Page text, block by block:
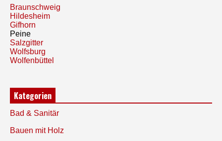
Braunschweig
Hildesheim
Gifhorn
Peine
Salzgitter
Wolfsburg
Wolfenbüttel
Kategorien
Bad & Sanitär
Bauen mit Holz